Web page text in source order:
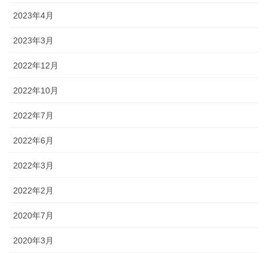
2023年4月
2023年3月
2022年12月
2022年10月
2022年7月
2022年6月
2022年3月
2022年2月
2020年7月
2020年3月